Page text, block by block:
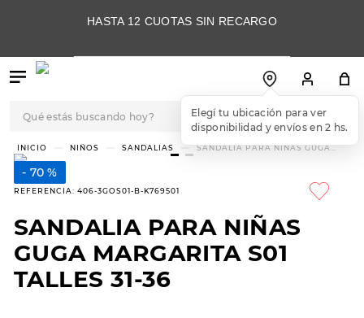
HASTA 12 CUOTAS SIN RECARGO
Elegí tu ubicación para ver
disponibilidad y envíos en 2 hs.
NIÑOS SANDALIAS
SANDALIA PARA NIÑAS GUGA
70 %
REFERENCIA: 406-3GOS01-B-K769501
SANDALIA PARA NIÑAS
GUGA MARGARITA S01
TALLES 31-36
TÉRMINOS MÁS
BUSCADOS
skechers
3.
skechers slip-ins